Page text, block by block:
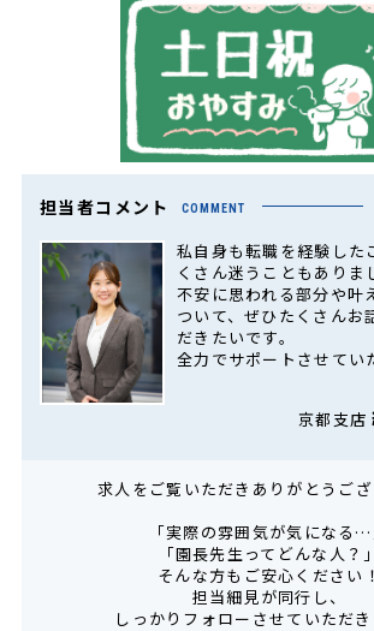
担当者コメント COMMENT
私自身も転職を経験した
くさん迷うこともありま
不安に思われる部分や叶
ついて、ぜひたくさんお
だきたいです。
全力でサポートさせてい
京都支店
求人をご覧いただきありがとうござ
「実際の雰囲気が気になる…
「園長先生ってどんな人？」
そんな方もご安心ください！
担当細見が同行し、
しっかりフォローさせていただき